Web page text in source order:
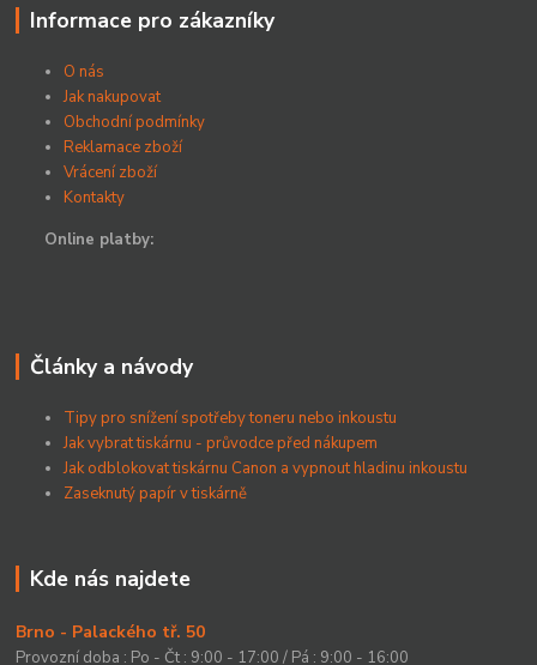
Informace pro zákazníky
O nás
Jak nakupovat
Obchodní podmínky
Reklamace zboží
Vrácení zboží
Kontakty
Online platby:
Články a návody
Tipy pro snížení spotřeby toneru nebo inkoustu
Jak vybrat tiskárnu - průvodce před nákupem
Jak odblokovat tiskárnu Canon a vypnout hladinu inkoustu
Zaseknutý papír v tiskárně
Kde nás najdete
Brno - Palackého tř. 50
Provozní doba : Po - Čt : 9:00 - 17:00 / Pá : 9:00 - 16:00